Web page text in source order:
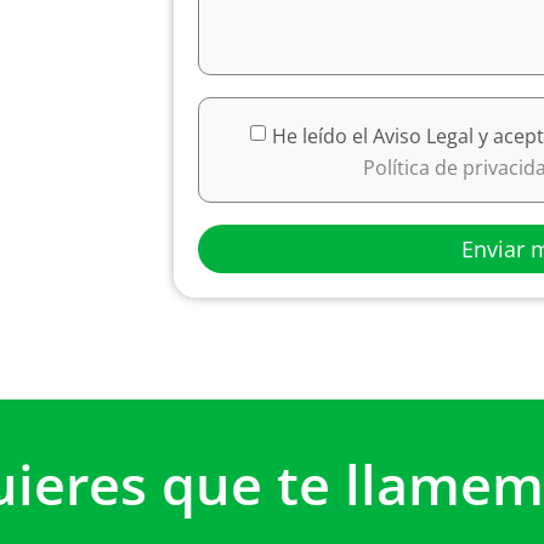
He leído el Aviso Legal y
Política de
Enviar
que te